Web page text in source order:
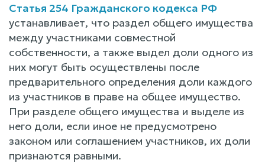
Статья 254 Гражданского кодекса РФ
устанавливает, что раздел общего имущества
между участниками совместной
собственности, а также выдел доли одного из
них могут быть осуществлены после
предварительного определения доли каждого
из участников в праве на общее имущество.
При разделе общего имущества и выделе из
него доли, если иное не предусмотрено
законом или соглашением участников, их доли
признаются равными.